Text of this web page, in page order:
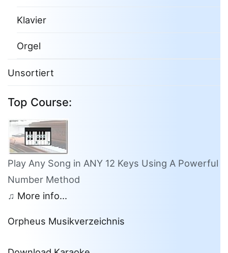
Klavier
Orgel
Unsortiert
Top Course:
Play Any Song in ANY 12 Keys Using A Powerful
Number Method
♫ More info...
Orpheus Musikverzeichnis